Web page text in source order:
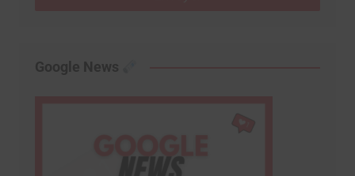
Google News